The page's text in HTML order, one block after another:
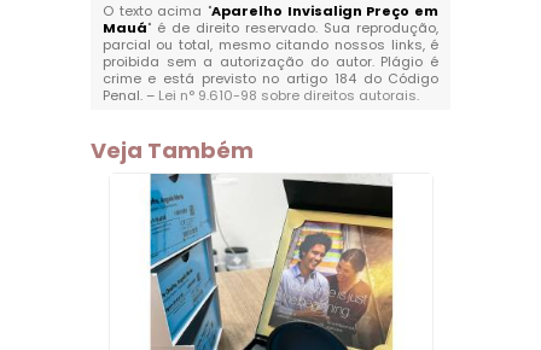
O texto acima "Aparelho Invisalign Preço em
Mauá" é de direito reservado. Sua reprodução,
parcial ou total, mesmo citando nossos links, é
proibida sem a autorização do autor. Plágio é
crime e está previsto no artigo 184 do Código
Penal. – Lei n° 9.610-98 sobre direitos autorais.
Veja Também